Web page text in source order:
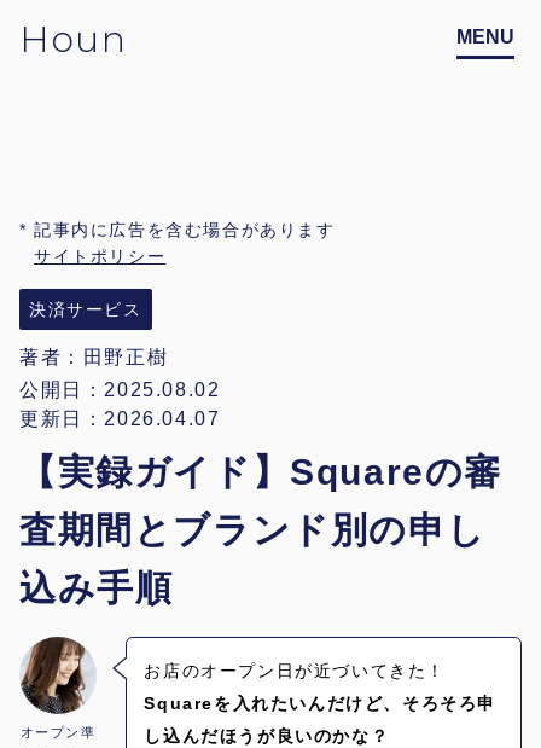
Houn
記事内に広告を含む場合があります
サイトポリシー
決済サービス
著者：
田野正樹
公開日：2025.08.02
更新日：2026.04.07
【実録ガイド】Squareの審
査期間とブランド別の申し
込み手順
オープン準
お店のオープン日が近づいてきた！
Squareを入れたいんだけど、そろそろ申
し込んだほうが良いのかな？